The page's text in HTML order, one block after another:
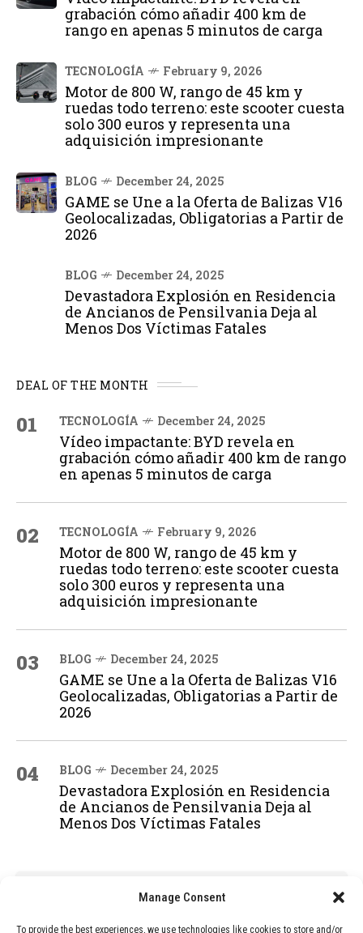
Manage Consent
To provide the best experiences, we use technologies like cookies to store and/or
grabación cómo añadir 400 km de
rango en apenas 5 minutos de carga
TECNOLOGÍA February 9, 2026
Motor de 800 W, rango de 45 km y
ruedas todo terreno: este scooter cuesta
solo 300 euros y representa una
adquisición impresionante
BLOG December 24, 2025
GAME se Une a la Oferta de Balizas V16
Geolocalizadas, Obligatorias a Partir de
2026
BLOG December 24, 2025
Devastadora Explosión en Residencia
de Ancianos de Pensilvania Deja al
Menos Dos Víctimas Fatales
DEAL OF THE MONTH
01 TECNOLOGÍA December 24, 2025
Vídeo impactante: BYD revela en
grabación cómo añadir 400 km de rango
en apenas 5 minutos de carga
02 TECNOLOGÍA February 9, 2026
Motor de 800 W, rango de 45 km y
ruedas todo terreno: este scooter cuesta
solo 300 euros y representa una
adquisición impresionante
03 BLOG December 24, 2025
GAME se Une a la Oferta de Balizas V16
Geolocalizadas, Obligatorias a Partir de
2026
04 BLOG December 24, 2025
Devastadora Explosión en Residencia
de Ancianos de Pensilvania Deja al
Menos Dos Víctimas Fatales